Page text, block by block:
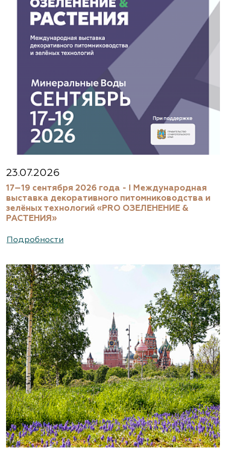
(929) 992-7100
Московская область, Каширский р-н, дер.
Барабаново
(929) 992-7100
pitomnik-kashira.ru
Абиес-Ландшафт, питомник и садовый
Московская область, Щёлковский район, дер.
Осеево, ул. Центральная, вл. 1.
АгроСАД, Питомник, ЗАО Агрофирма
«Нива»
Московская область, ул. Алексеевская, д. 1.
Съезд на 16-м км МКАД.
(495) 663-3888
www.agrogarden.ru
Агрофирма «Современный
декоративный питомник»
Московская область, Раменский р-н,
ул.Новошоссейная, д 7а/1
23.07.2026
17–19 сентября 2026 года - I Международная
выставка декоративного питомниководства и
зелёных технологий «PRO ОЗЕЛЕНЕНИЕ &
РАСТЕНИЯ»
Подробности